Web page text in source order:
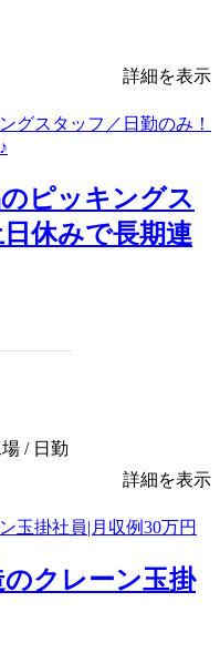
詳細を表示
ピッキングス
休みで長期連
/ 日勤
詳細を表示
クレーン玉掛